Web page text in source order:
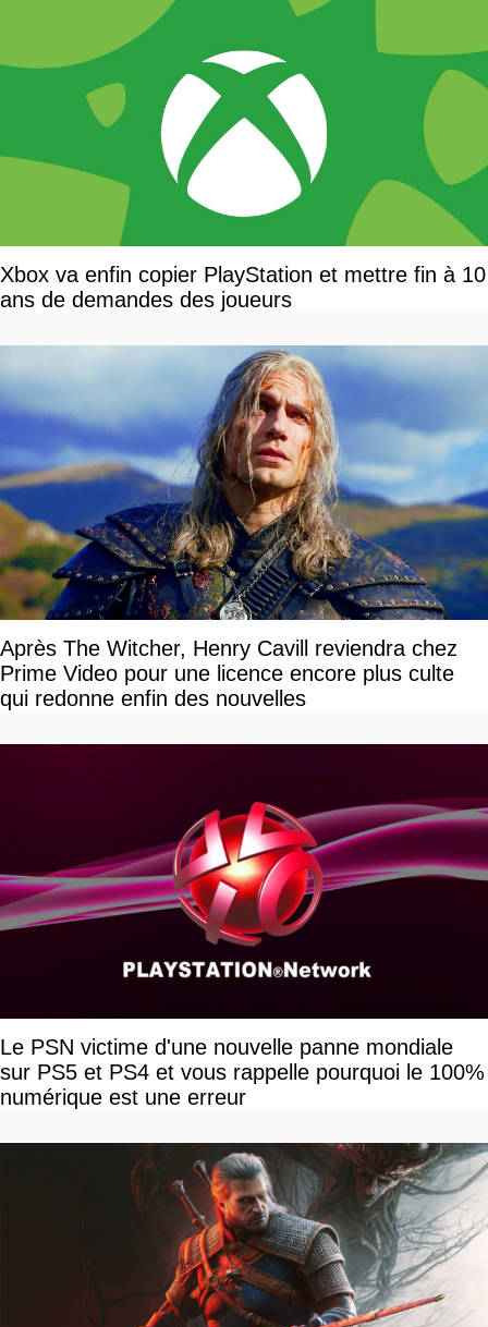
Xbox va enfin copier PlayStation et mettre fin à 10
ans de demandes des joueurs
Après The Witcher, Henry Cavill reviendra chez
Prime Video pour une licence encore plus culte
qui redonne enfin des nouvelles
Le PSN victime d'une nouvelle panne mondiale
sur PS5 et PS4 et vous rappelle pourquoi le 100%
numérique est une erreur